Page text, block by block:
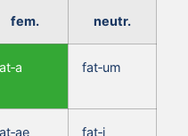
fem. neutr.
fat‑um
fat‑i